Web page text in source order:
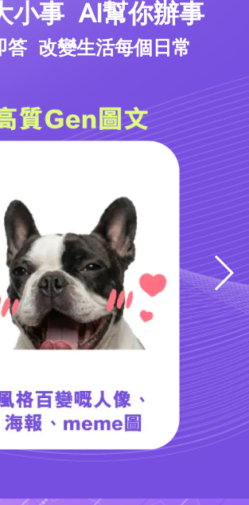
小事 AI幫你辦事
答 改變生活每個日常